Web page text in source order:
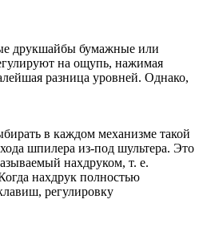
друкшайбы бумажные или
на ощупь, нажимая
разница уровней. Однако,
в каждом механизме такой
шпилера из-под шультера. Это
нахдруком, т. е.
нахдрук полностью
регулировку